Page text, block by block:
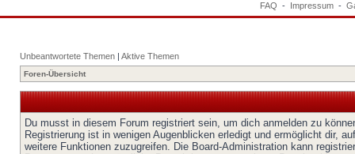
FAQ - Impressum -
Unbeantwortete Themen | Aktive Themen
Foren-Übersicht
Du musst in diesem Forum registriert sein, um dich anmelden zu
Registrierung ist in wenigen Augenblicken erledigt und ermöglicht dir, auf
weitere Funktionen zuzugreifen. Die Board-Administration kann